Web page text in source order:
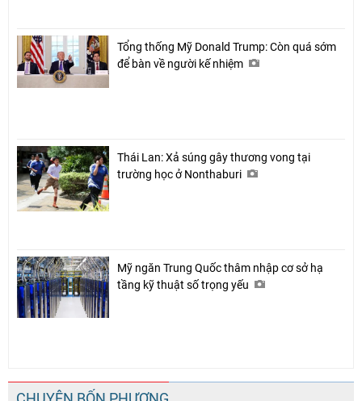
Tổng thống Mỹ Donald Trump: Còn quá sớm
để bàn về người kế nhiệm
Thái Lan: Xả súng gây thương vong tại
trường học ở Nonthaburi
Mỹ ngăn Trung Quốc thâm nhập cơ sở hạ
tầng kỹ thuật số trọng yếu